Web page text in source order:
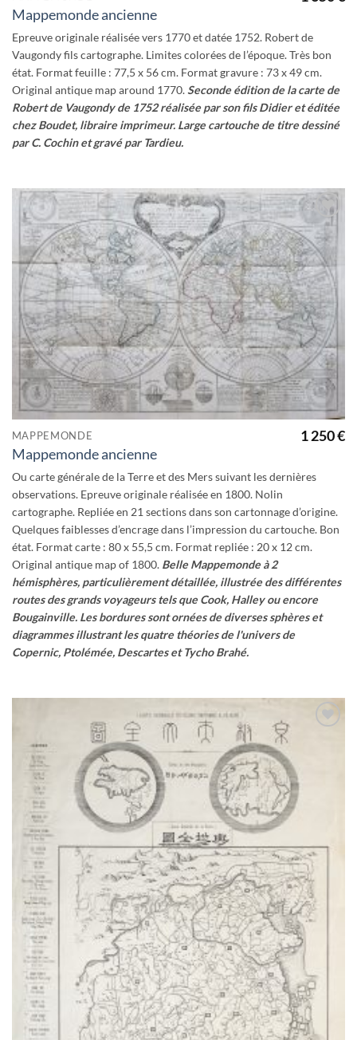
Mappemonde ancienne
Epreuve originale réalisée vers 1770 et datée 1752. Robert de
Vaugondy fils cartographe. Limites colorées de l’époque. Très bon
état. Format feuille : 77,5 x 56 cm. Format gravure : 73 x 49 cm.
Original antique map around 1770.Seconde édition de la carte de
Robert de Vaugondy de 1752 réalisée par son fils Didier et éditée
chez Boudet, libraire imprimeur. Large cartouche de titre dessiné
par C. Cochin et gravé par Tardieu.
Ajouter
à la
wishlist
MAPPEMONDE
Mappemonde ancienne
1 250€
Ou carte générale de la Terre et des Mers suivant les dernières
observations. Epreuve originale réalisée en 1800. Nolin
cartographe. Repliée en 21 sections dans son cartonnage d’origine.
Quelques faiblesses d’encrage dans l’impression du cartouche. Bon
état. Format carte : 80 x 55,5 cm. Format repliée : 20 x 12 cm.
Original antique map of 1800. Belle Mappemonde à 2
hémisphères, particulièrement détaillée, illustrée des différentes
routes des grands voyageurs tels que Cook, Halley ou encore
Bougainville. Les bordures sont ornées de diverses sphères et
diagrammes illustrant les quatre théories de l'univers de
Copernic, Ptolémée, Descartes et Tycho Brahé.